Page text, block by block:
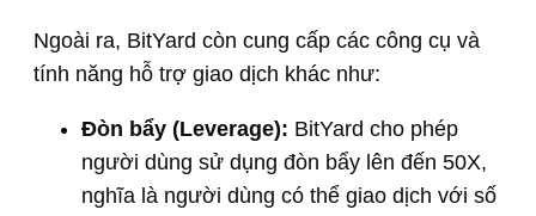
Ngoài ra, BitYard còn cung cấp các công cụ và
tính năng hỗ trợ giao dịch khác như:
Đòn bẩy (Leverage): BitYard cho phép
người dùng sử dụng đòn bẩy lên đến 50X,
nghĩa là người dùng có thể giao dịch với số